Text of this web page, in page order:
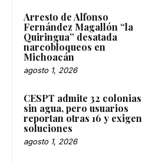
Arresto de Alfonso
Fernández Magallón “la
Quiringua” desatada
narcobloqueos en
Michoacán
agosto 1, 2026
CESPT admite 32 colonias
sin agua, pero usuarios
reportan otras 16 y exigen
soluciones
agosto 1, 2026